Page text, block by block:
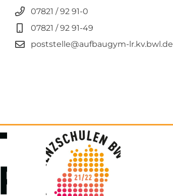
07821 / 92 91-0
07821 / 92 91-49
poststelle@aufbaugym-lr.kv.bwl.de